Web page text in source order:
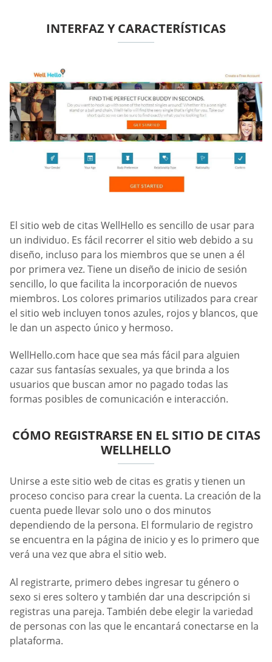
INTERFAZ Y CARACTERÍSTICAS
El sitio web de citas WellHello es sencillo de usar para
un individuo. Es fácil recorrer el sitio web debido a su
diseño, incluso para los miembros que se unen a él
por primera vez. Tiene un diseño de inicio de sesión
sencillo, lo que facilita la incorporación de nuevos
miembros. Los colores primarios utilizados para crear
el sitio web incluyen tonos azules, rojos y blancos, que
le dan un aspecto único y hermoso.
WellHello.com hace que sea más fácil para alguien
cazar sus fantasías sexuales, ya que brinda a los
usuarios que buscan amor no pagado todas las
formas posibles de comunicación e interacción.
CÓMO REGISTRARSE EN EL SITIO DE CITAS
WELLHELLO
Unirse a este sitio web de citas es gratis y tienen un
proceso conciso para crear la cuenta. La creación de la
cuenta puede llevar solo uno o dos minutos
dependiendo de la persona. El formulario de registro
se encuentra en la página de inicio y es lo primero que
verá una vez que abra el sitio web.
Al registrarte, primero debes ingresar tu género o
sexo si eres soltero y también dar una descripción si
registras una pareja. También debe elegir la variedad
de personas con las que le encantará conectarse en la
plataforma.